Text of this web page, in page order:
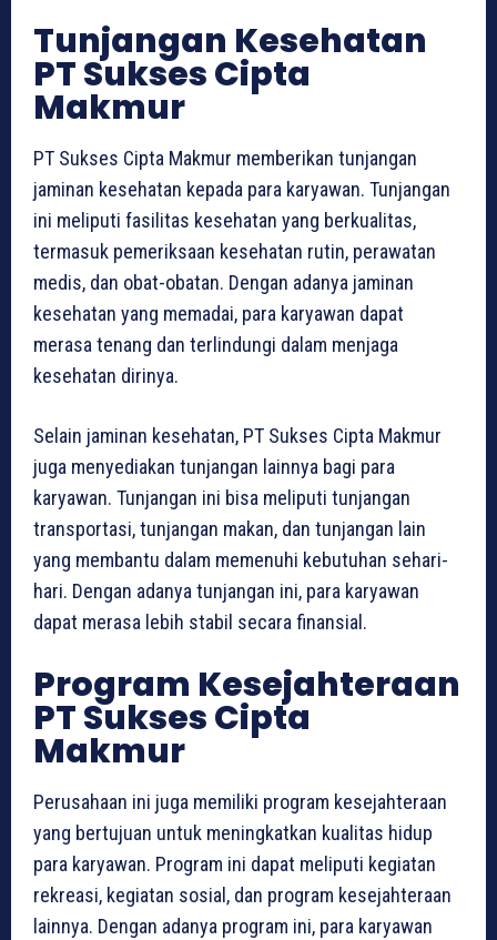
Tunjangan Kesehatan
PT Sukses Cipta
Makmur
PT Sukses Cipta Makmur memberikan tunjangan
jaminan kesehatan kepada para karyawan. Tunjangan
ini meliputi fasilitas kesehatan yang berkualitas,
termasuk pemeriksaan kesehatan rutin, perawatan
medis, dan obat-obatan. Dengan adanya jaminan
kesehatan yang memadai, para karyawan dapat
merasa tenang dan terlindungi dalam menjaga
kesehatan dirinya.
Selain jaminan kesehatan, PT Sukses Cipta Makmur
juga menyediakan tunjangan lainnya bagi para
karyawan. Tunjangan ini bisa meliputi tunjangan
transportasi, tunjangan makan, dan tunjangan lain
yang membantu dalam memenuhi kebutuhan sehari-
hari. Dengan adanya tunjangan ini, para karyawan
dapat merasa lebih stabil secara finansial.
Program Kesejahteraan
PT Sukses Cipta
Makmur
Perusahaan ini juga memiliki program kesejahteraan
yang bertujuan untuk meningkatkan kualitas hidup
para karyawan. Program ini dapat meliputi kegiatan
rekreasi, kegiatan sosial, dan program kesejahteraan
lainnya. Dengan adanya program ini, para karyawan